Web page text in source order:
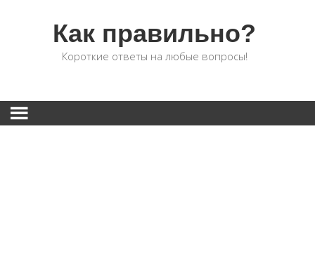
Как правильно?
Короткие ответы на любые вопросы!